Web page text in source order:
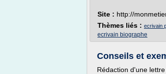
Site : http://
Thèmes liés : ecrivain
ecrivain biographe
Conseils et
Rédaction d'une